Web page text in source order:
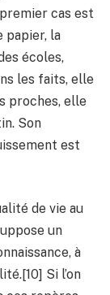
cas est
papier, la
écoles,
les faits, elle
proches, elle
Son
est
de vie au
un
à
Si l’on